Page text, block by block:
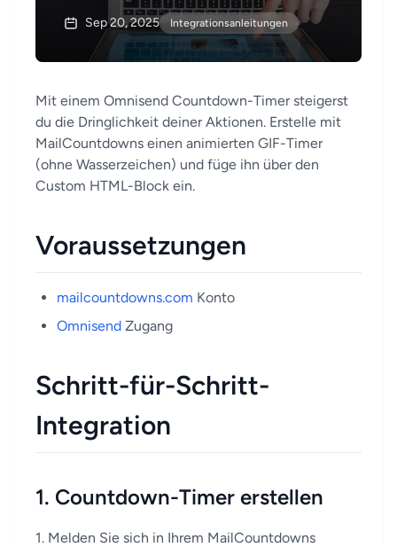
Sep 20, 2025 Integrationsanleitungen
Mit einem Omnisend Countdown-Timer steigerst
du die Dringlichkeit deiner Aktionen. Erstelle mit
MailCountdowns einen animierten GIF-Timer
(ohne Wasserzeichen) und füge ihn über den
Custom HTML-Block ein.
Voraussetzungen
mailcountdowns.com Konto
Omnisend Zugang
Schritt-für-Schritt-
Integration
1. Countdown-Timer erstellen
1. Melden Sie sich in Ihrem MailCountdowns